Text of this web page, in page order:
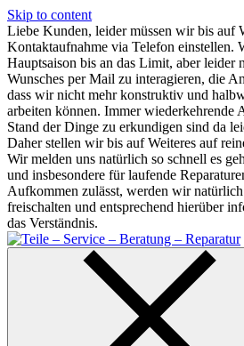
Skip to content
Liebe Kunden, leider müssen wir bis auf
Kontaktaufnahme via Telefon einstellen.
Hauptsaison bis an das Limit, aber leider
Wunsches per Mail zu interagieren, die
dass wir nicht mehr konstruktiv und
arbeiten können. Immer wiederkehrende
Stand der Dinge zu erkundigen sind da
Daher stellen wir bis auf Weiteres auf
Wir melden uns natürlich so schnell es
und insbesondere für laufende
Aufkommen zulässt, werden wir
freischalten und entsprechend hierüber
das Verständnis.